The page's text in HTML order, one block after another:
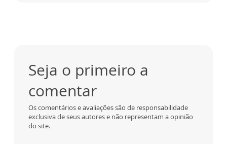
Seja o primeiro a
comentar
Os comentários e avaliações são de responsabilidade
exclusiva de seus autores e não representam a opinião
do site.